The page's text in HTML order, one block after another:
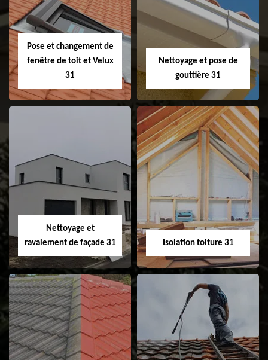
faitage et faitière
31
Pose et changement de
fenêtre de toit et Velux
31
Pose et
changement de
fenêtre de toit et
Velux 31
Nettoyage et pose de
gouttière 31
Nettoyage et pose
Nettoyage et
ravalement de façade 31
Nettoyage et
ravalement de
Isolation toiture 31
Isolation toiture 31